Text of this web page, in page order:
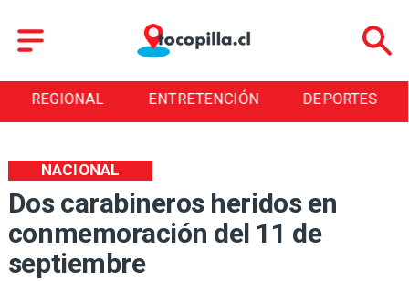
ENTRETENCIÓN DEPORTES
Dos carabineros heridos en
conmemoración del 11 de
septiembre
NACIONAL